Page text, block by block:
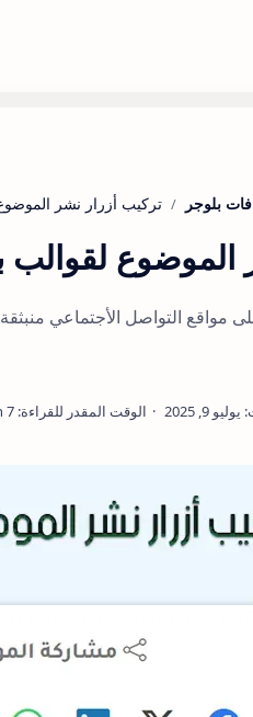
بلوجر
الموضوع لقوالب
التواصل الأجتماعي منبثقة